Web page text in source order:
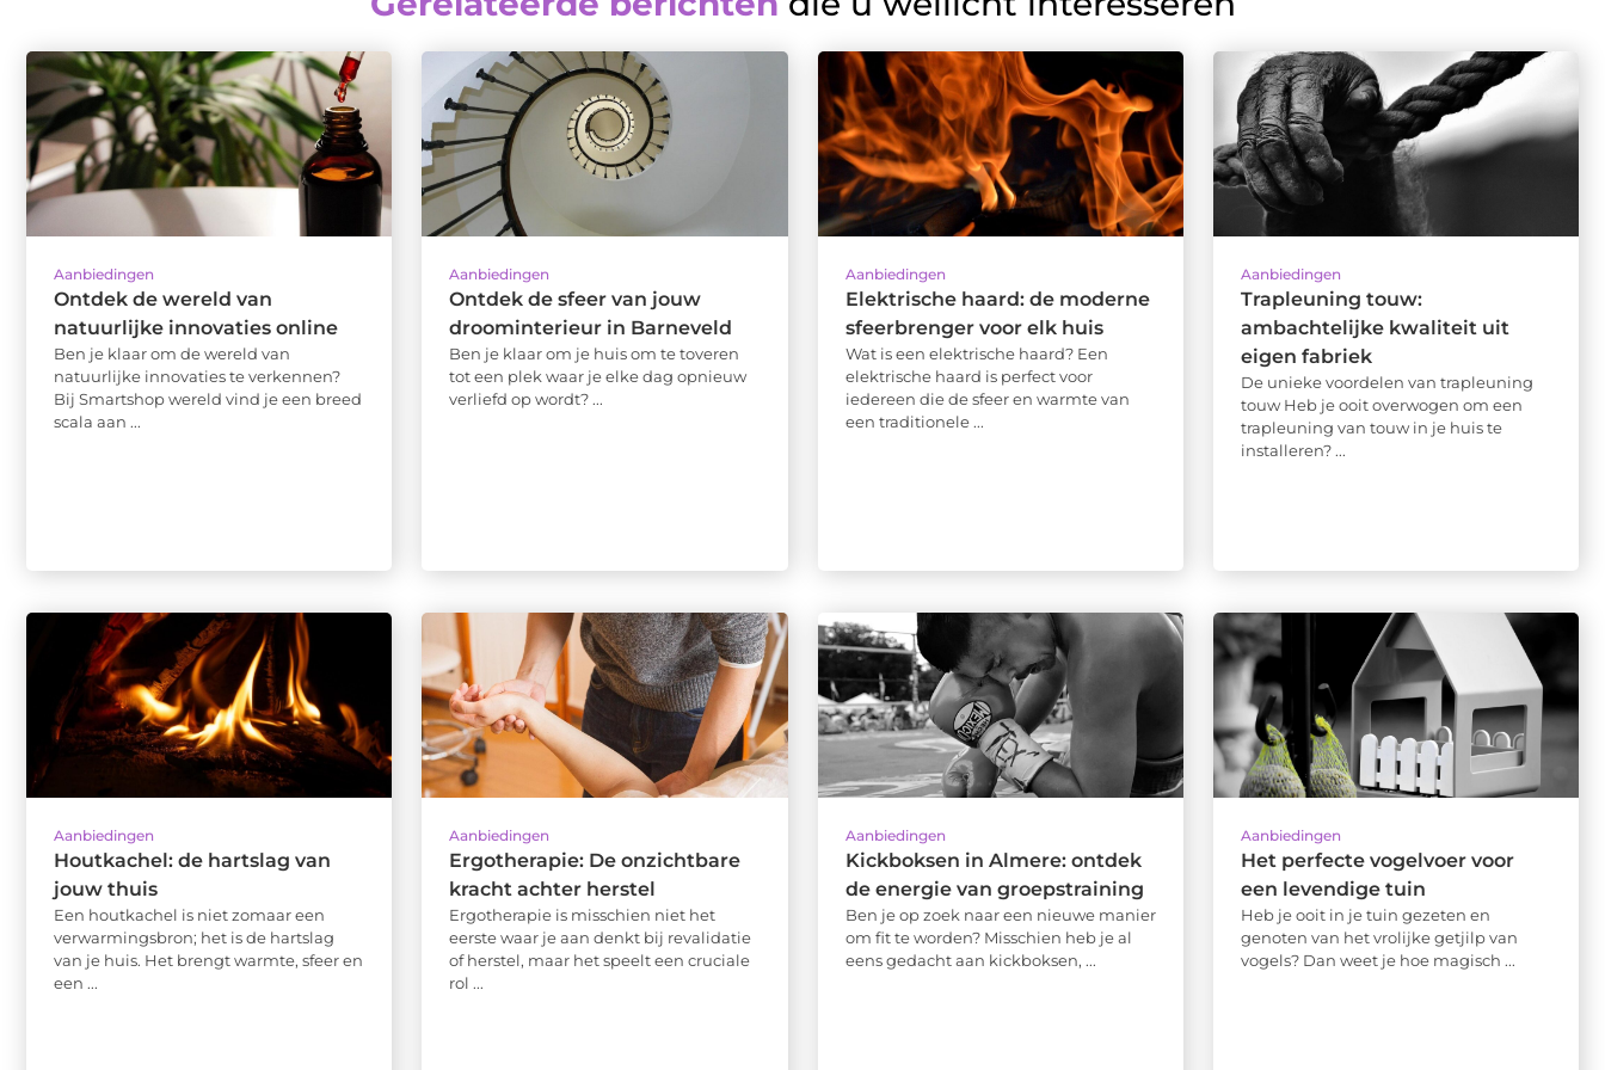
Aanbiedingen
Ontdek de wereld van
natuurlijke innovaties online
Ben je klaar om de wereld van
natuurlijke innovaties te verkennen?
Bij Smartshop wereld vind je een breed
scala aan ...
Aanbiedingen
Ontdek de sfeer van jouw
droominterieur in Barneveld
Ben je klaar om je huis om te toveren
tot een plek waar je elke dag opnieuw
verliefd op wordt? ...
Aanbiedingen
Elektrische haard: de moderne
sfeerbrenger voor elk huis
Wat is een elektrische haard? Een
elektrische haard is perfect voor
iedereen die de sfeer en warmte van
een traditionele ...
Aanbiedingen
Trapleuning touw:
ambachtelijke kwaliteit uit
eigen fabriek
De unieke voordelen van trapleuning
touw Heb je ooit overwogen om een
trapleuning van touw in je huis te
installeren? ...
Aanbiedingen
Houtkachel: de hartslag van
jouw thuis
Een houtkachel is niet zomaar een
verwarmingsbron; het is de hartslag
van je huis. Het brengt warmte, sfeer en
een ...
Aanbiedingen
Ergotherapie: De onzichtbare
kracht achter herstel
Ergotherapie is misschien niet het
eerste waar je aan denkt bij revalidatie
of herstel, maar het speelt een cruciale
rol ...
Aanbiedingen
Kickboksen in Almere: ontdek
de energie van groepstraining
Ben je op zoek naar een nieuwe manier
om fit te worden? Misschien heb je al
eens gedacht aan kickboksen, ...
Aanbiedingen
Het perfecte vogelvoer voor
een levendige tuin
Heb je ooit in je tuin gezeten en
genoten van het vrolijke getjilp van
vogels? Dan weet je hoe magisch ...